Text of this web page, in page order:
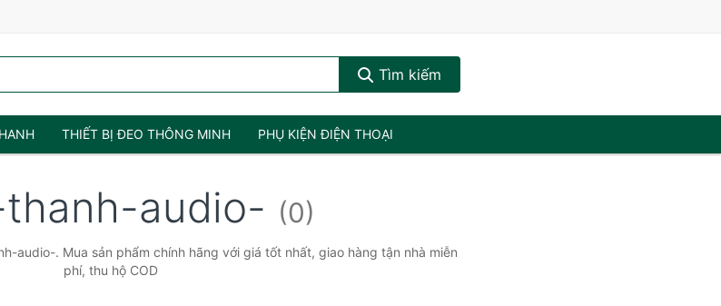
Tìm kiếm
THIẾT BỊ ĐEO THÔNG MINH PHỤ KIỆN ĐIỆN THOẠI
audio- (0)
audio-. Mua sản phẩm chính hãng với giá tốt nhất, giao hàng tận nhà miễn
phí, thu hộ COD